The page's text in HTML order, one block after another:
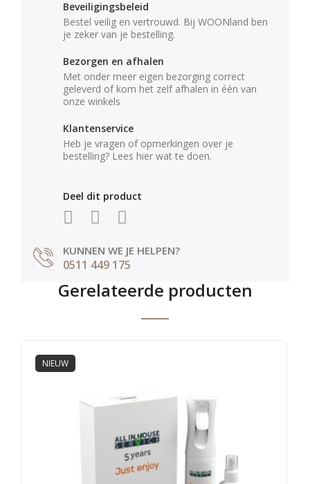
Beveiligingsbeleid
Bestel veilig en vertrouwd. Bij WOONland ben
je zeker van je bestelling.
Bezorgen en afhalen
Met onder meer eigen bezorging correct
geleverd of kom het zelf afhalen in één van
onze winkels
Klantenservice
Heb je vragen of opmerkingen over je
bestelling? Lees hier wat te doen.
Deel dit product
KUNNEN WE JE HELPEN?
0511 449 175
Gerelateerde producten
NIEUW